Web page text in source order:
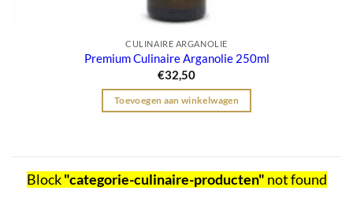
CULINAIRE ARGANOLIE
Premium Culinaire Arganolie 250ml
€32,50
Toevoegen aan winkelwagen
Block"categorie-culinaire-producten" not found